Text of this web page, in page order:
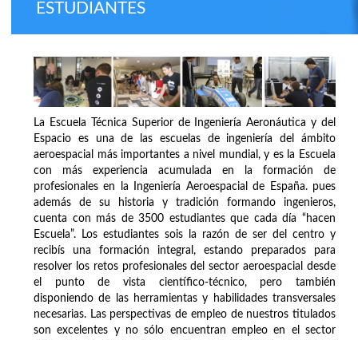
ESTUDIANTES
La Escuela Técnica Superior de Ingeniería Aeronáutica y del
Espacio es una de las escuelas de ingeniería del ámbito
aeroespacial más importantes a nivel mundial, y es la Escuela
con más experiencia acumulada en la formación de
profesionales en la Ingeniería Aeroespacial de España. pues
además de su historia y tradición formando ingenieros,
cuenta con más de 3500 estudiantes que cada día “hacen
Escuela”. Los estudiantes sois la razón de ser del centro y
recibís una formación integral, estando preparados para
resolver los retos profesionales del sector aeroespacial desde
el punto de vista científico-técnico, pero también
disponiendo de las herramientas y habilidades transversales
necesarias. Las perspectivas de empleo de nuestros titulados
son excelentes y no sólo encuentran empleo en el sector